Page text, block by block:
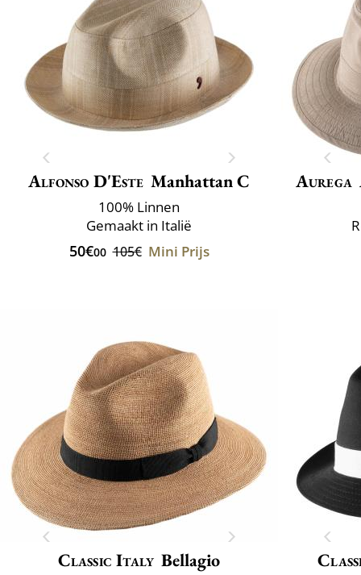
Alfonso D'Este Manhattan C
100% Linnen
Gemaakt in Italië
50€00 105€ Mini Prijs
Aurega
Classic Italy Bellagio